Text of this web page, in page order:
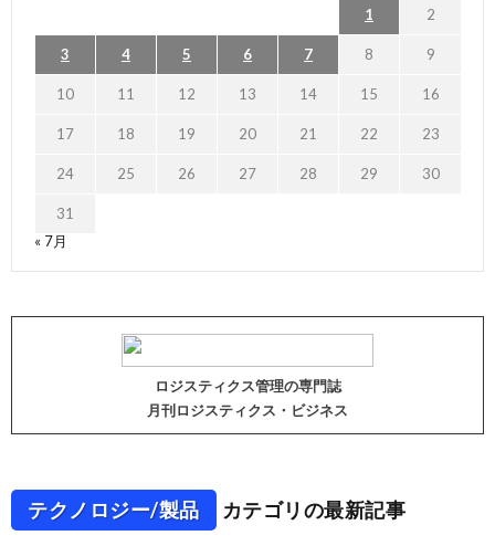
1 2
3 4 5 6 7 8 9
10 11 12 13 14 15 16
17 18 19 20 21 22 23
24 25 26 27 28 29 30
31
« 7月
ロジスティクス管理の専門誌
月刊ロジスティクス・ビジネス
テクノロジー/製品 カテゴリの最新記事